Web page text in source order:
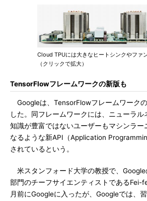
Cloud TPUには大きなヒートシンクやファ
（クリックで拡大）
TensorFlowフレームワークの新版も
Googleは、TensorFlowフレームワーク
した。同フレームワークには、ニューラ
知識が豊富ではないユーザーもマシンラー
なるような新API（Application
されているという。
米スタンフォード大学の教授で、
部門のチーフサイエンティストであるFei-
月前にGoogleに入ったが、Googleでは、